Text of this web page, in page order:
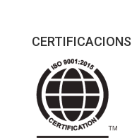
CERTIFICACIONS